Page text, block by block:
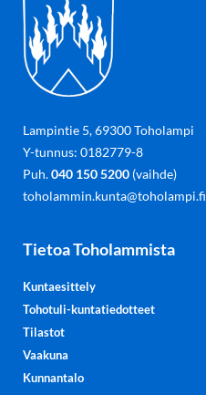
Lampintie 5, 69300 Toholampi
Y-tunnus: 0182779-8
Puh.040 150 5200(vaihde)
toholammin.kunta@toholampi.fi
Tietoa Toholammista
Kuntaesittely
Tohotuli-kuntatiedotteet
Tilastot
Vaakuna
Kunnantalo